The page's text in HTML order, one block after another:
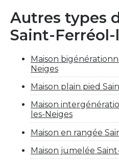
Autres types
Saint-
Maison
Neiges
Maison plain pied
Maison
les-Neiges
Maison en rangée
Maison jumelée